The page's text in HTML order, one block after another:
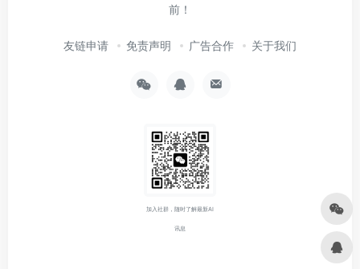
前！
友链申请 免责声明 广告合作 关于我们
加入社群，随时了解最新AI
讯息